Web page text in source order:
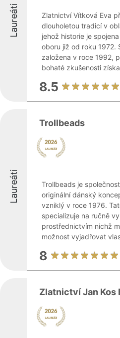
Laureáti
Zlatnictví Vítková Eva
dlouholetou tradicí v
jehož historie je
oboru již od roku 1972.
založena v roce 1992,
bohaté zkušenosti
8.5
Laureáti
Trollbeads
Trollbeads je
originální dánský
vzniklý v roce 1976.
specializuje na ručně
prostřednictvím nichž
možnost vyjadřovat
8
Zlatnictví Jan Kos